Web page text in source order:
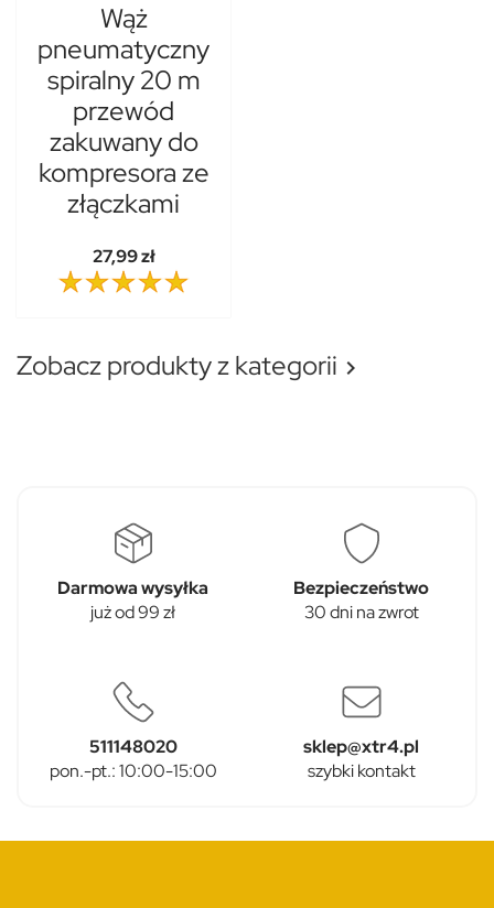
Wąż
pneumatyczny
spiralny 20 m
przewód
zakuwany do
kompresora ze
złączkami
27,99 zł
Zobacz produkty z kategorii 
Darmowa wysyłka
już od 99 zł
Bezpieczeństwo
30 dni na zwrot
511148020
pon.-pt.: 10:00-15:00
sklep@xtr4.pl
szybki kontakt